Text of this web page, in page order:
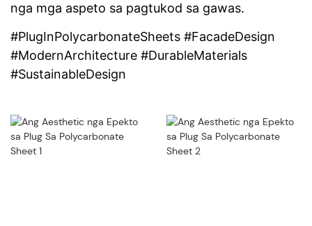
nga mga aspeto sa pagtukod sa gawas.
#PlugInPolycarbonateSheets #FacadeDesign
#ModernArchitecture #DurableMaterials
#SustainableDesign